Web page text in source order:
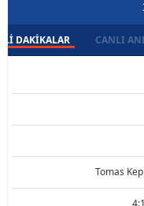
DAKIKALAR CANLI
Tomas Kepl
4:1